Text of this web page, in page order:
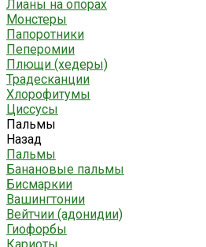
Лианы на опорах
Монстеры
Папоротники
Пеперомии
Плющи (хедеры)
Традесканции
Хлорофитумы
Циссусы
Пальмы
Назад
Пальмы
Банановые пальмы
Бисмаркии
Вашингтонии
Вейтчии (адонидии)
Гиофорбы